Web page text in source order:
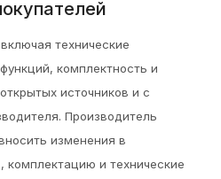
технические
комплектность и
источников и с
Производитель
изменения в
и технические